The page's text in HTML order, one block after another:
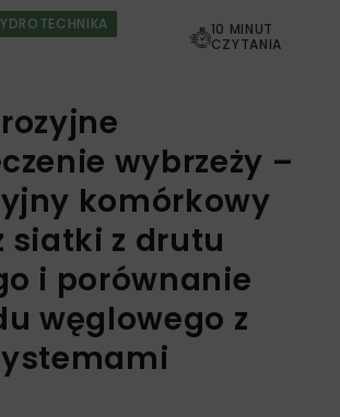
10 MINUT
CZYTANIA
wybrzeży –
komórkowy
siatki z drutu
i porównanie
węglowego z